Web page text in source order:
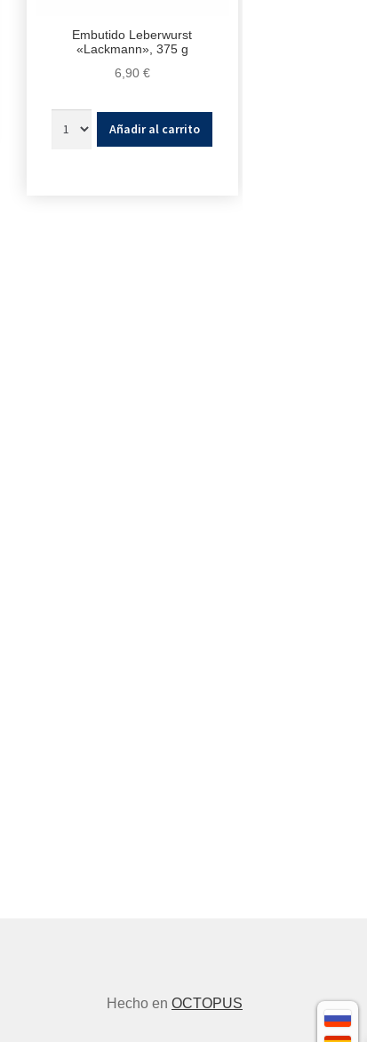
Embutido Leberwurst
«Lackmann», 375 g
6,90 €
Añadir al carrito
Hecho en OCTOPUS